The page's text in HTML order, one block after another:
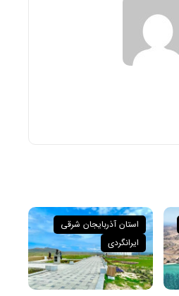
استان آذربایجان شرقی
ایرانگردی